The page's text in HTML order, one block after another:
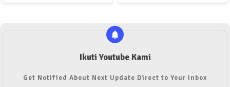
Ikuti Youtube Kami
Get Notified About Next Update Direct to Your inbox